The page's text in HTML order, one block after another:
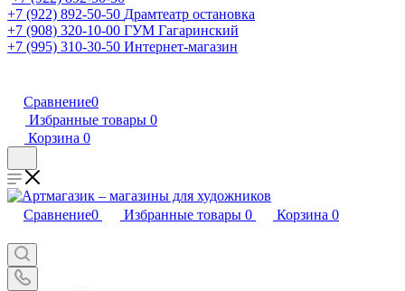
+7 (922) 892-50-50 Драмтеатр остановка
+7 (908) 320-10-00 ГУМ Гагаринский
+7 (995) 310-30-50 Интернет-магазин
Сравнение0
Избранные товары 0
Корзина 0
Сравнение0 Избранные товары 0 Корзина 0